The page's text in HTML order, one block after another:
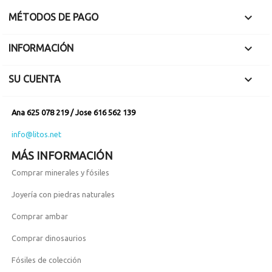
MÉTODOS DE PAGO 
INFORMACIÓN 
SU CUENTA 
Ana 625 078 219 / Jose 616 562 139
info@litos.net
MÁS INFORMACIÓN
Comprar minerales y fósiles
Joyería con piedras naturales
Comprar ambar
Comprar dinosaurios
Fósiles de colección